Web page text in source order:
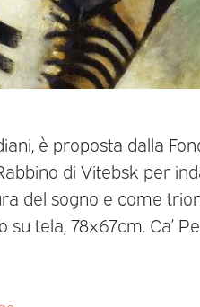
è proposta dalla
di Vitebsk per
del sogno e come
tela, 78x67cm. Ca’